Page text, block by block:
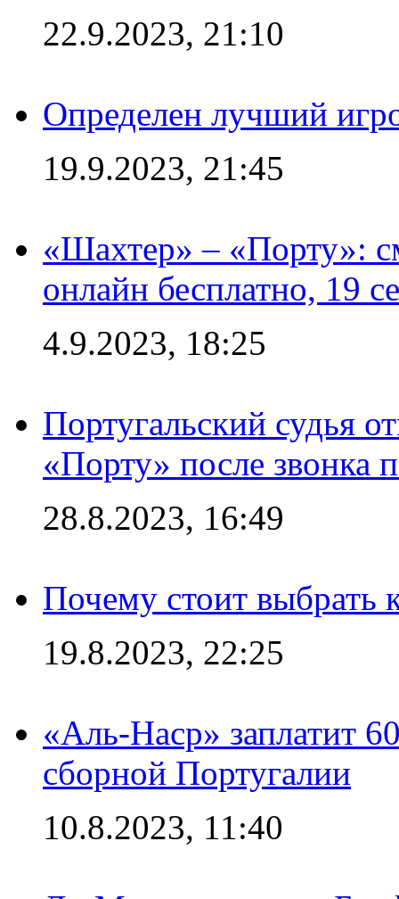
22.9.2023, 21:10
Определен лучший
19.9.2023, 21:45
«Шахтер» – «Порту»:
онлайн бесплатно, 19
4.9.2023, 18:25
Португальский судья
«Порту» после звонка
28.8.2023, 16:49
Почему стоит выбрать
19.8.2023, 22:25
«Аль-Наср» заплатит
сборной Португалии
10.8.2023, 11:40